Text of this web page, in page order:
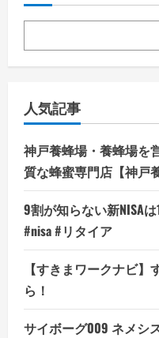
人気記事
神戸養蜂場・養蜂場を
質な蜂蜜専門店【神戸
9割が知らない新NISA
#nisa #リタイア
【すきまワークナビ
ら！
サイボーグ009 ネメシ